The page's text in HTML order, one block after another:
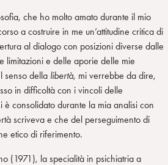
che ho molto amato durante il mio
a costruire in me un’attitudine critica di
al dialogo con posizioni diverse dalle
limitazioni e delle aporie delle mie
senso della libertà, mi verrebbe da dire,
in difficoltà con i vincoli delle
consolidato durante la mia analisi con
scriveva e che del perseguimento di
etico di riferimento.
(1971), la specialità in psichiatria a